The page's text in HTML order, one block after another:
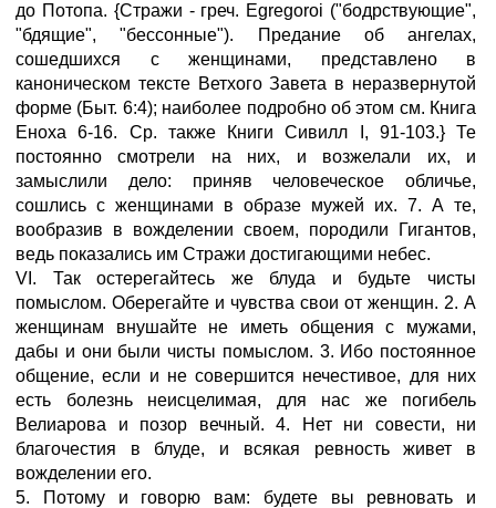
до Потопа. {Стражи - греч. Egregoroi ("бодрствующие",
"бдящие", "бессонные"). Предание об ангелах,
сошедшихся с женщинами, представлено в
каноническом тексте Ветхого Завета в неразвернутой
форме (Быт. 6:4); наиболее подробно об этом см. Книга
Еноха 6-16. Ср. также Книги Сивилл I, 91-103.} Те
постоянно смотрели на них, и возжелали их, и
замыслили дело: приняв человеческое обличье,
сошлись с женщинами в образе мужей их. 7. А те,
вообразив в вожделении своем, породили Гигантов,
ведь показались им Стражи достигающими небес.
VI. Так остерегайтесь же блуда и будьте чисты
помыслом. Оберегайте и чувства свои от женщин. 2. А
женщинам внушайте не иметь общения с мужами,
дабы и они были чисты помыслом. 3. Ибо постоянное
общение, если и не совершится нечестивое, для них
есть болезнь неисцелимая, для нас же погибель
Велиарова и позор вечный. 4. Нет ни совести, ни
благочестия в блуде, и всякая ревность живет в
вожделении его.
5. Потому и говорю вам: будете вы ревновать и